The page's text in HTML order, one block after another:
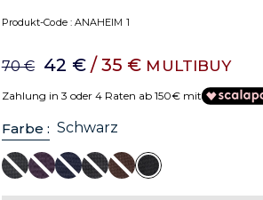
Produkt-Code : ANAHEIM 1
70 € 42 €/ 35 € MULTIBUY
Zahlung in 3 oder 4 Raten ab 150€ mit
Farbe : Schwarz